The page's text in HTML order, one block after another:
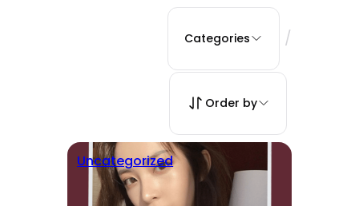
Categories /
Order by
Uncategorized